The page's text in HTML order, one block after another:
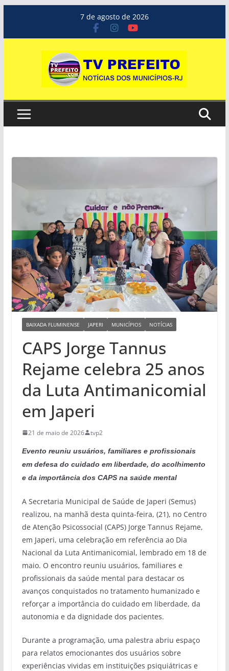
o
7 de agosto de 2026
BAIXADA FLUMINENSE JAPERI MUNICÍPIOS NOTÍCIAS
CAPS Jorge Tannus
Rejame celebra 25 anos
da Luta Antimanicomial
em Japeri
21 de maio de 2026 tvp2
Evento reuniu usuários, familiares e profissionais
em defesa do cuidado em liberdade, do acolhimento
e da importância dos CAPS na saúde mental
A Secretaria Municipal de Saúde de Japeri (Semus)
realizou, na manhã desta quinta-feira, (21), no Centro
de Atenção Psicossocial (CAPS) Jorge Tannus Rejame,
em Japeri, uma celebração em referência ao Dia
Nacional da Luta Antimanicomial, lembrado em 18 de
maio. O encontro reuniu usuários, familiares e
profissionais da saúde mental para destacar os
avanços conquistados no tratamento humanizado e
reforçar a importância do cuidado em liberdade, da
autonomia e da dignidade dos pacientes.
Durante a programação, uma palestra abriu espaço
para relatos emocionantes dos usuários sobre
experiências vividas em instituições psiquiátricas e